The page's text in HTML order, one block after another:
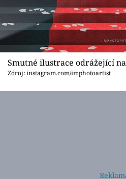
Smutné ilustrace odrážející
Zdroj: instagram.com/imphotoartist